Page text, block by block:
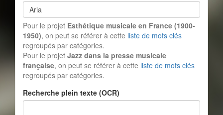
Pour le projet Esthétique musicale en France (1900-
1950), on peut se référer à cette liste de mots clés
regroupés par catégories.
Pour le projet Jazz dans la presse musicale
française, on peut se référer à cette liste de mots clés
regroupés par catégories.
Recherche plein texte (OCR)